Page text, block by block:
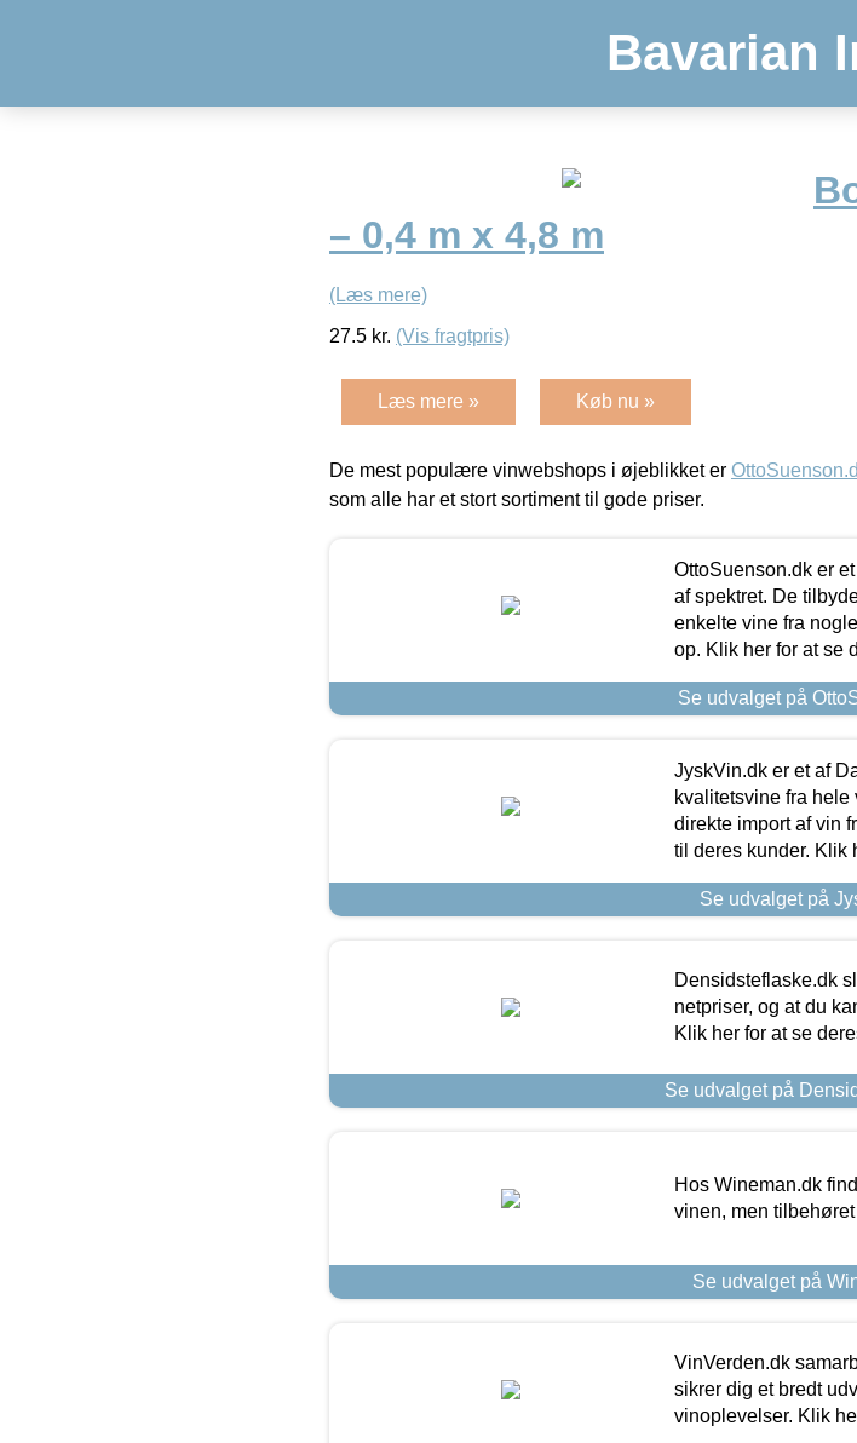
Bavarian
– 0,4 m x 4,8 m
(Læs mere)
27.5 kr. (Vis fragtpris)
Læs mere » Køb nu »
De mest populære vinwebshops i øjeblikket er
som alle har et stort sortiment til gode priser.
OttoSuenson.dk er
af spektret. De
enkelte vine fra
op. Klik her for at se
Se udvalget på
JyskVin.dk er et af
kvalitetsvine fra hele
direkte import af vin
til deres kunder. Klik
Se udvalget på
Densidsteflaske.dk
netpriser, og at du
Klik her for at se
Se udvalget på
Hos Wineman.dk
vinen, men
Se udvalget på
VinVerden.dk
sikrer dig et bredt
vinoplevelser. Klik